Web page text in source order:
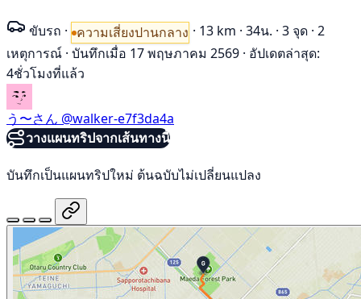
ขับรถ · ความเสี่ยงปานกลาง · 13 km · 34น. · 3 จุด · 2
เหตุการณ์ · บันทึกเมื่อ 17 พฤษภาคม 2569 · อัปเดตล่าสุด:
4ชั่วโมงที่แล้ว
う〜さん @walker-e7f3da4a
วางแผนทริปจากเส้นทางนี้
บันทึกเป็นแผนทริปใหม่ ต้นฉบับไม่เปลี่ยนแปลง